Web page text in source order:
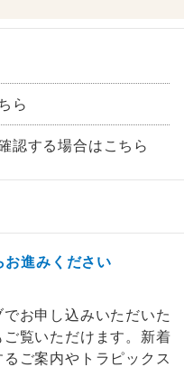
ら
認する場合はこちら
お進みください
お申し込みいただいた
覧いただけます。新着
ご案内やトラピックス